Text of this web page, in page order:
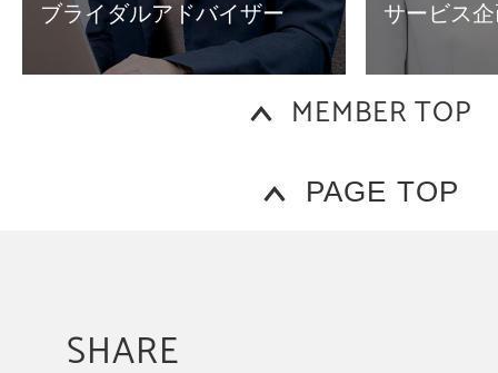
ブライダルアドバイザー
サービス
MEMBER TOP
PAGE TOP
SHARE